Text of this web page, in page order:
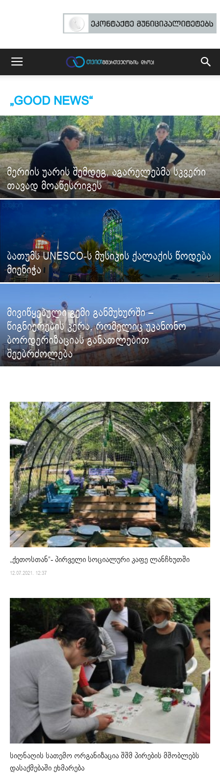
„GOOD NEWS“
მერიის უარის შემდეგ, აგარელებმა სკვერი
თავად მოაწესრიგეს
ბათუმს UNESCO-ს მუსიკის ქალაქის წოდება
მიენიჭა
მივიწყებული გემი განმუხურში –
წიგნიერების კერა, რომელიც უკანონო
ბორდერიზაციას განათლებით
შეებრძოლება
„ქეთოსთან“- პირველი სოციალური კაფე ლანჩხუთში
12.07.2021. 12:37
სიღნაღის სათემო ორგანიზაცია შშმ პირების მშობლებს
დასაქმებაში ეხმარება